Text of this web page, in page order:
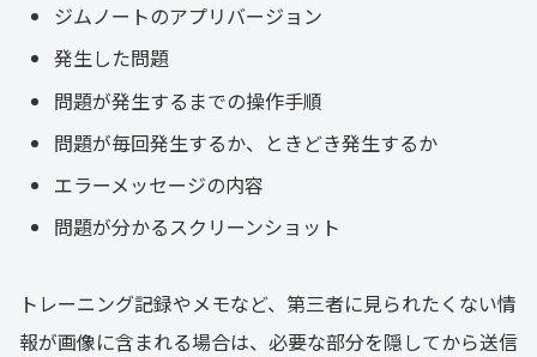
ジムノートのアプリバージョン
発生した問題
問題が発生するまでの操作手順
問題が毎回発生するか、ときどき発生するか
エラーメッセージの内容
問題が分かるスクリーンショット
トレーニング記録やメモなど、第三者に見られたくない情
報が画像に含まれる場合は、必要な部分を隠してから送信